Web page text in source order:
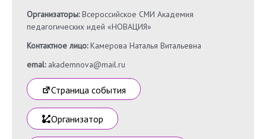
Организаторы:Всероссийское СМИ Академия
педагогических идей «НОВАЦИЯ»
Контактное лицо:Камерова Наталья Витальевна
emal: akademnova@mail.ru
Страница события
Организатор